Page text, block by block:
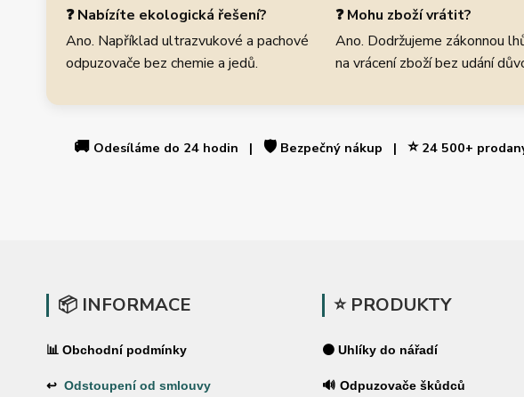
❓ Nabízíte ekologická řešení?
Ano. Například ultrazvukové a pachové
odpuzovače bez chemie a jedů.
❓ Mohu zboží vrátit?
Ano. Dodržujeme zákonnou
na vrácení zboží bez udání
🚚 Odesíláme do 24 hodin | 🛡️ Bezpečný nákup | ⭐24 500+
📦 INFORMACE
📊 Obchodní podmínky
↩ Odstoupení od smlouvy
⭐ PRODUKTY
⚫ Uhlíky do nářadí
🔊 Odpuzovače škůdců